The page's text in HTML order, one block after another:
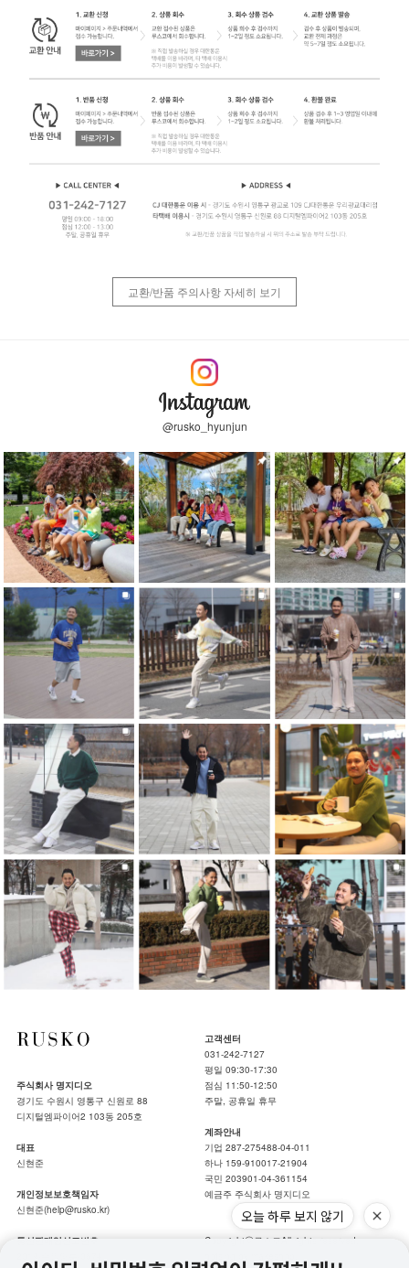
교환/반품 주의사항 자세히 보기
@rusko_hyunjun
주식회사 명지디오
경기도 수원시 영통구 신원로 88
디지털엠파이어2 103동 205호
대표
신현준
개인정보보호책임자
신현준(help@rusko.kr)
통신판매업신고번호
고객센터
031-242-7127
평일 09:30-17:30
점심 11:50-12:50
주말, 공휴일 휴무
계좌안내
기업 287-275488-04-011
하나 159-910017-21904
국민 203901-04-361154
예금주 주식회사 명지디오
Copyrightⓒ루스코All rights reserved.
오늘 하루 보지 않기